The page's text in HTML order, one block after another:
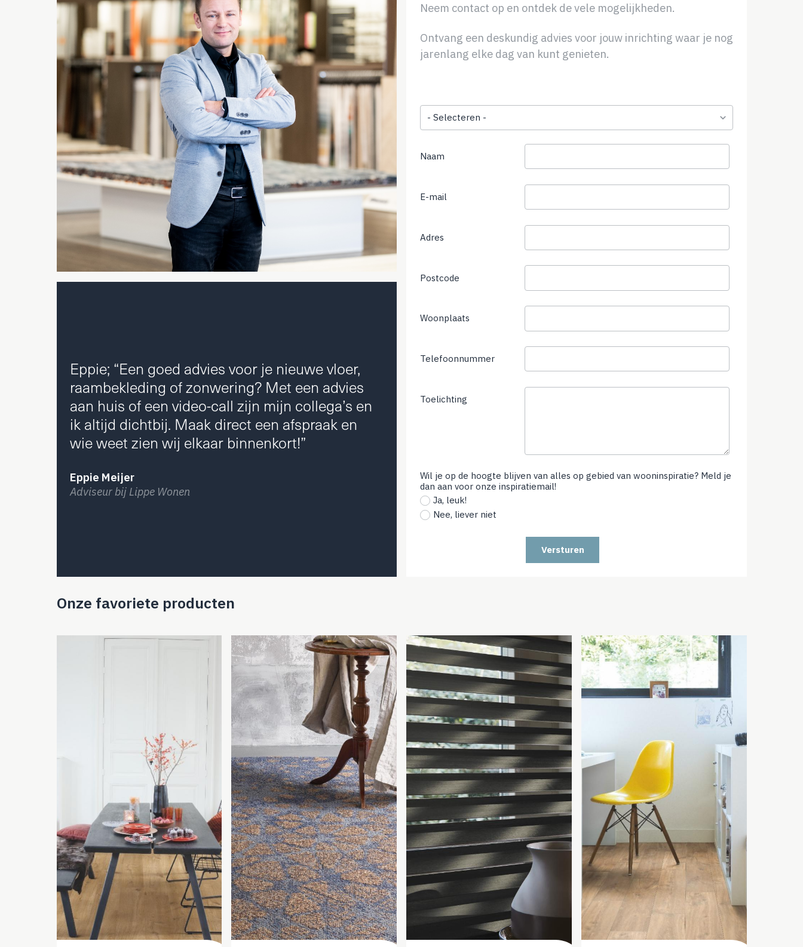
Neem contact op en ontdek de vele mogelijkheden.
Ontvang een deskundig advies voor jouw inrichting waar je nog
jarenlang elke dag van kunt genieten.
Onderwerp
Naam
E-mail
Adres
Postcode
Woonplaats
Telefoonnummer(not
required)
Toelichting
Wil je op de hoogte blijven van alles op gebied van wooninspiratie? Meld je
dan aan voor onze inspiratiemail!
Ja, leuk!
Nee, liever niet
Versturen
Eppie; “Een goed advies voor je nieuwe vloer,
raambekleding of zonwering? Met een advies
aan huis of een video-call zijn mijn collega’s en
ik altijd dichtbij. Maak direct een afspraak en
wie weet zien wij elkaar binnenkort!”
Eppie Meijer
Adviseur bij Lippe Wonen
Onze favoriete producten